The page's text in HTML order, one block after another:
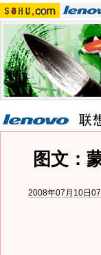
图文：
2008年07月10日